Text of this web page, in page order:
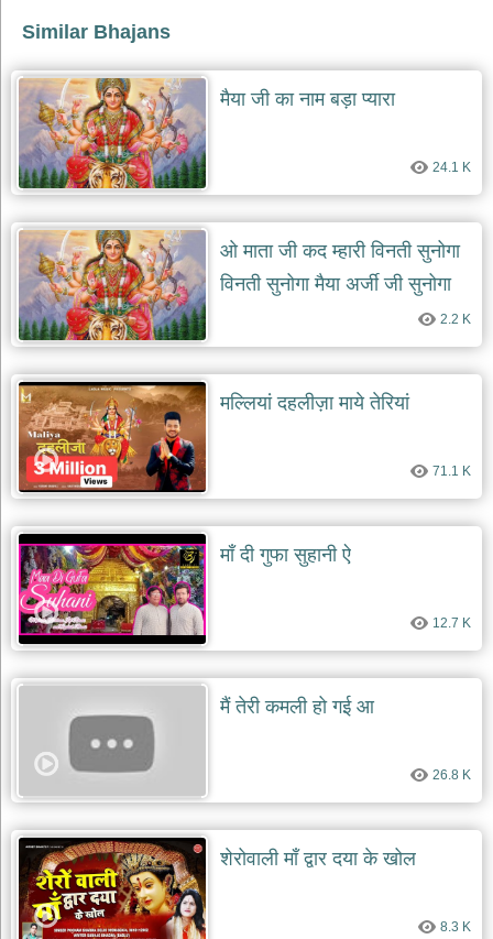
raam
bhajans
गुरुदेव
भजन
gurudev
bhajans
विविध
भजन
bhajans
विष्णु
भजन
vishnu
bhajans
बालक
नाथ
भजन
baba
balak
nath
bhajans
देश
भक्ति
भजन
patriotic
bhajans
खाटू
श्याम
रानी
सती
दादी
भजन
rani
sati
dadi
bhajans
Similar Bhajans
मैया जी का नाम बड़ा प्यारा
24.1 K
ओ माता जी कद म्हारी विनती सुनोगा
विनती सुनोगा मैया अर्जी जी सुनोगा
2.2 K
मल्लियां दहलीज़ा माये तेरियां
71.1 K
माँ दी गुफा सुहानी ऐ
12.7 K
मैं तेरी कमली हो गई आ
26.8 K
शेरोवाली माँ द्वार दया के खोल
8.3 K